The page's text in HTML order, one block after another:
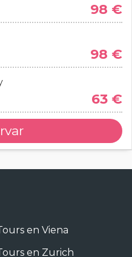
98 €
98 €
63 €
en Viena
en Zurich